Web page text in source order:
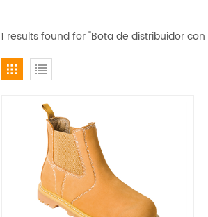
1 results found for "Bota de distribuidor